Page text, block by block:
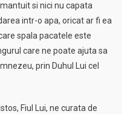
si nici nu capata
intr-o apa, oricat ar fi ea
spala pacatele este
care ne poate ajuta sa
prin Duhul Lui cel
Fiul Lui, ne curata de